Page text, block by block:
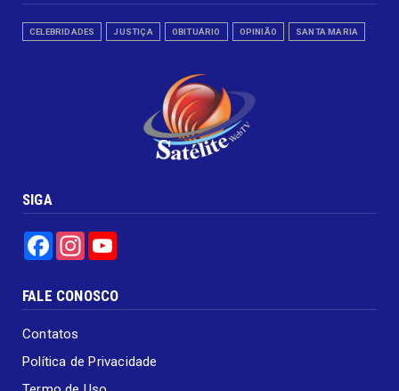
CELEBRIDADES JUSTIÇA OBITUÁRIO OPINIÃO SANTA MARIA
SIGA
FacebookInstagram
FALE CONOSCO
Contatos
Política de Privacidade